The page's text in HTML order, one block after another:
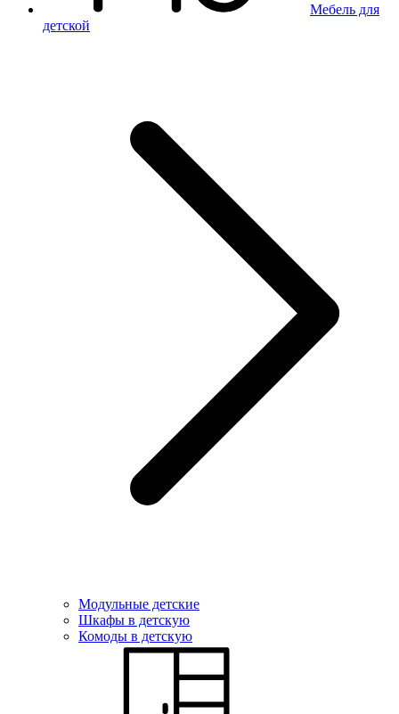
Мебель для
детской
Модульные детские
Шкафы в детскую
Комоды в детскую